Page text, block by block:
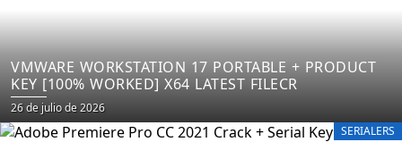
VMWARE WORKSTATION 17 PORTABLE + PRODUCT
KEY [100% WORKED] X64 LATEST FILECR
26 de julio de 2026
SERIALERS